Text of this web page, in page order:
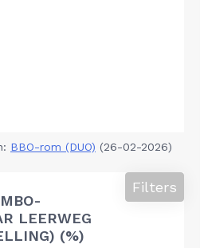
BBO-rom (DUO) (26-02-2026)
LEERWEG
(%)
Filters